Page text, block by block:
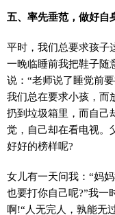
五、率先垂范，做好自
平时，我们总要求孩子
一晚临睡前我把鞋子随
说：“老师说了睡觉前
我们总在要求小孩，而
扔到垃圾箱里，而自己
觉，自己却在看电视。
好好的榜样呢?
女儿有一天问我：“妈
也要打你自己呢?”我一
啊!“人无完人，孰能无